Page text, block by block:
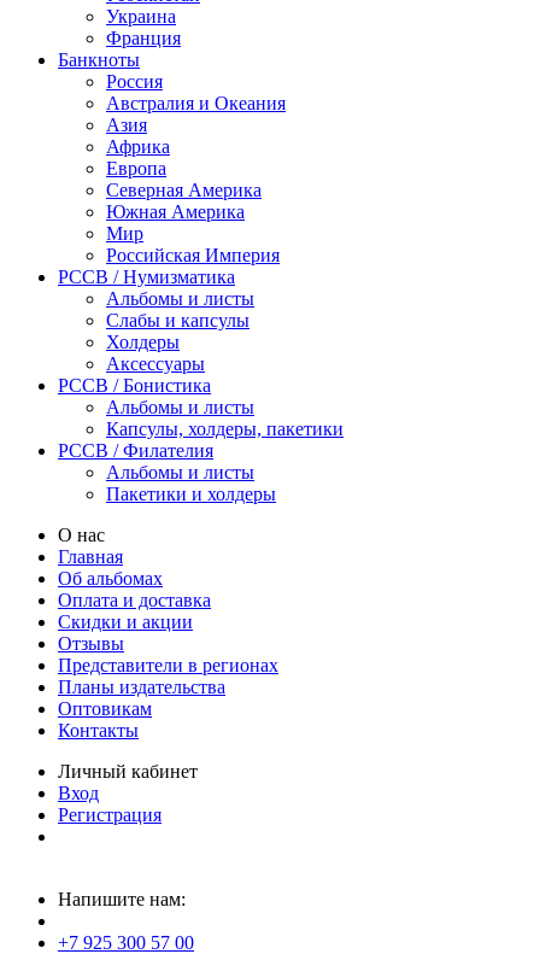
Украина
Франция
Банкноты
Россия
Австралия и Океания
Азия
Африка
Европа
Северная Америка
Южная Америка
Мир
Российская Империя
PCCB / Нумизматика
Альбомы и листы
Слабы и капсулы
Холдеры
Аксессуары
PCCB / Бонистика
Альбомы и листы
Капсулы, холдеры, пакетики
PCCB / Филателия
Альбомы и листы
Пакетики и холдеры
О нас
Главная
Об альбомах
Оплата и доставка
Скидки и акции
Отзывы
Представители в регионах
Планы издательства
Оптовикам
Контакты
Личный кабинет
Вход
Регистрация
Напишите нам:
+7 925 300 57 00